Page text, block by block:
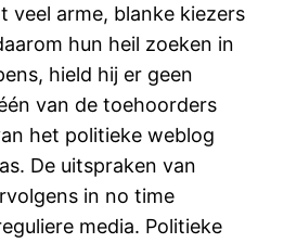
veel arme, blanke kiezers
hun heil zoeken in
hield hij er geen
van de toehoorders
het politieke weblog
De uitspraken van
in no time
media. Politieke